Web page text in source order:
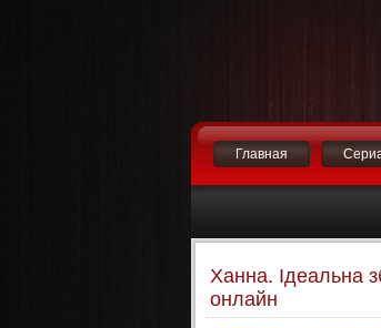
Главная
Ханна. Ідеальна
онлайн